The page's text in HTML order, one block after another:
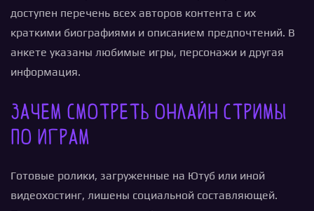
доступен перечень всех авторов контента с их
краткими биографиями и описанием предпочтений. В
анкете указаны любимые игры, персонажи и другая
информация.
Зачем смотреть онлайн стримы
по играм
Готовые ролики, загруженные на Ютуб или иной
видеохостинг, лишены социальной составляющей.